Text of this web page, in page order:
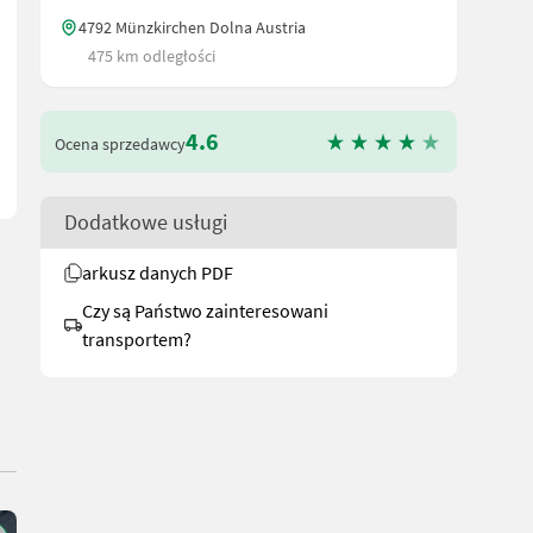
Kuppelschieber, Talfahrtausbringung,
4792 Münzkirchen Dolna Austria
475 km odległości
Ocena sprzedawcy4.6
Dodatkowe usługi
arkusz danych PDF
Czy są Państwo zainteresowani
transportem?